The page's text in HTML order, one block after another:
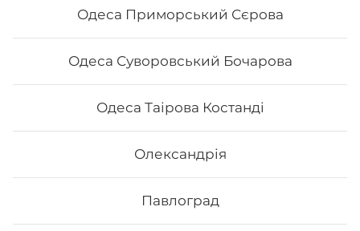
Одеса Приморський Сєрова
Одеса Суворовський Бочарова
Одеса Таірова Костанді
Олександрія
Павлоград
Вага: 685 г Склад: філадельфія з лососем 1/2,
філадельфія з копченим лососем 1/2, філадельфія з
тунцем 1/2, філадельфія з вугрем 1/2, філадельфія з
тигровою креветкою 1/2